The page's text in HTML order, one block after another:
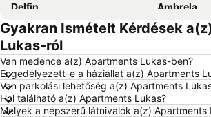
Delfin
Ambrela
Brioni
Villas
Histria
Pólai repülőtér
Nacionalni
Maslinica
Amfiteatar
Slatina
Porto Sole
Gyakran Ismételt Kérdések
Lukas-ról
Van medence a(z) Apartments Lukas-ben?
Engedélyezett-e a háziállat a(z) Apartments
Van parkolási lehetőség a(z) Apartments
Hol található a(z) Apartments Lukas?
Melyek a népszerű látnivalók a(z) Apartments